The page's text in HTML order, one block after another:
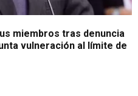
miembros tras denuncia
vulneración al límite de